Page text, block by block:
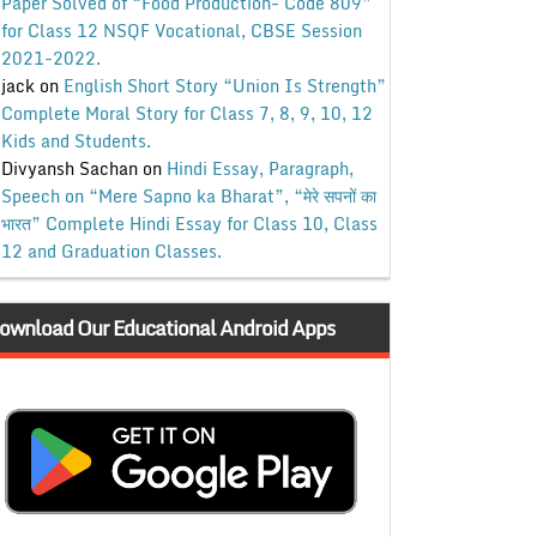
for Class 12 NSQF Vocational, CBSE Session
2021-2022.
jackon English Short Story “Union Is Strength”
Complete Moral Story for Class 7, 8, 9, 10, 12
Kids and Students.
Divyansh Sachanon Hindi Essay, Paragraph,
Speech on “Mere Sapno ka Bharat”, “मेरे सपनों का
भारत” Complete Hindi Essay for Class 10, Class
12 and Graduation Classes.
Our Educational Android Apps